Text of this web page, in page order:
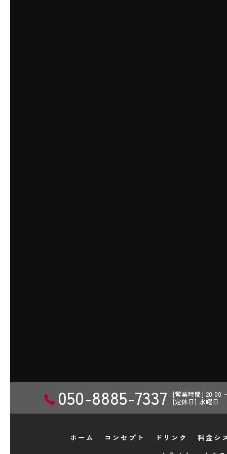
050-8885-7337 [営業時間] 20:00
[定休日] 水曜日
ホーム コンセプト ドリンク 料金シ